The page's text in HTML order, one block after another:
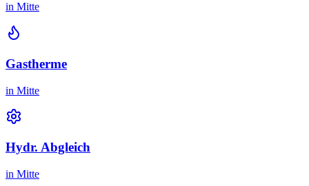
in Mitte
Gastherme
in Mitte
Hydr. Abgleich
in Mitte